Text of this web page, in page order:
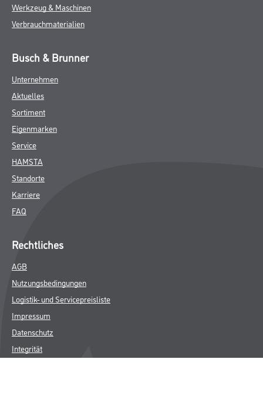
Werkzeug & Maschinen
Verbrauchmaterialien
Busch & Brunner
Unternehmen
Aktuelles
Sortiment
Eigenmarken
Service
HAMSTA
Standorte
Karriere
FAQ
Rechtliches
AGB
Nutzungsbedingungen
Logistik- und Servicepreisliste
Impressum
Datenschutz
Integrität